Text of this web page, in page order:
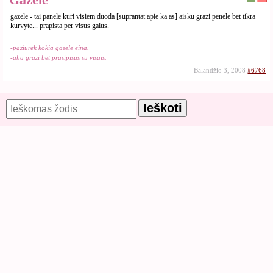
gazele - tai panele kuri visiem duoda [suprantat apie ka as] aisku grazi penele bet tikra
kurvyte... prapista per visus galus.
-paziurek kokia gazele eina.
-aha grazi bet prasipisus su visais.
Balandžio 3, 2008#6768